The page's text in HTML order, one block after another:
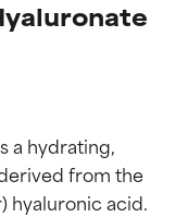
a hydrating,
from the
hyaluronic acid.